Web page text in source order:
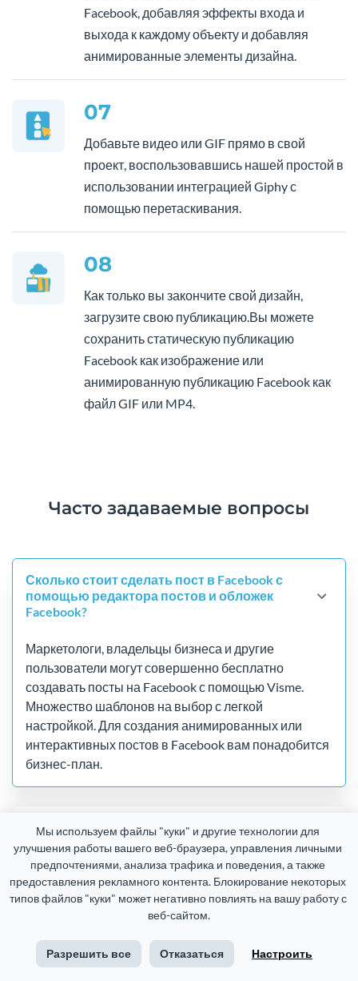
Мы используем файлы "куки" и другие технологии для
улучшения работы вашего веб-браузера, управления личными
предпочтениями, анализа трафика и поведения, а также
предоставления рекламного контента. Блокирование некоторых
типов файлов "куки" может негативно повлиять на вашу работу с
веб-сайтом.
Разрешить все Отказаться Настроить
Facebook, добавляя эффекты входа и
выхода к каждому объекту и добавляя
анимированные элементы дизайна.
07
Добавьте видео или GIF прямо в свой
проект, воспользовавшись нашей простой в
использовании интеграцией Giphy с
помощью перетаскивания.
08
Как только вы закончите свой дизайн,
загрузите свою публикацию.Вы можете
сохранить статическую публикацию
Facebook как изображение или
анимированную публикацию Facebook как
файл GIF или MP4.
Часто задаваемые вопросы
Сколько стоит сделать пост в Facebook с
помощью редактора постов и обложек
Facebook?
Маркетологи, владельцы бизнеса и другие
пользователи могут совершенно бесплатно
создавать посты на Facebook с помощью Visme.
Множество шаблонов на выбор с легкой
настройкой. Для создания анимированных или
интерактивных постов в Facebook вам понадобится
бизнес-план.
Могу ли я сделать анимированный пост в
Facebook?
Могу ли я редактировать в Visme посты